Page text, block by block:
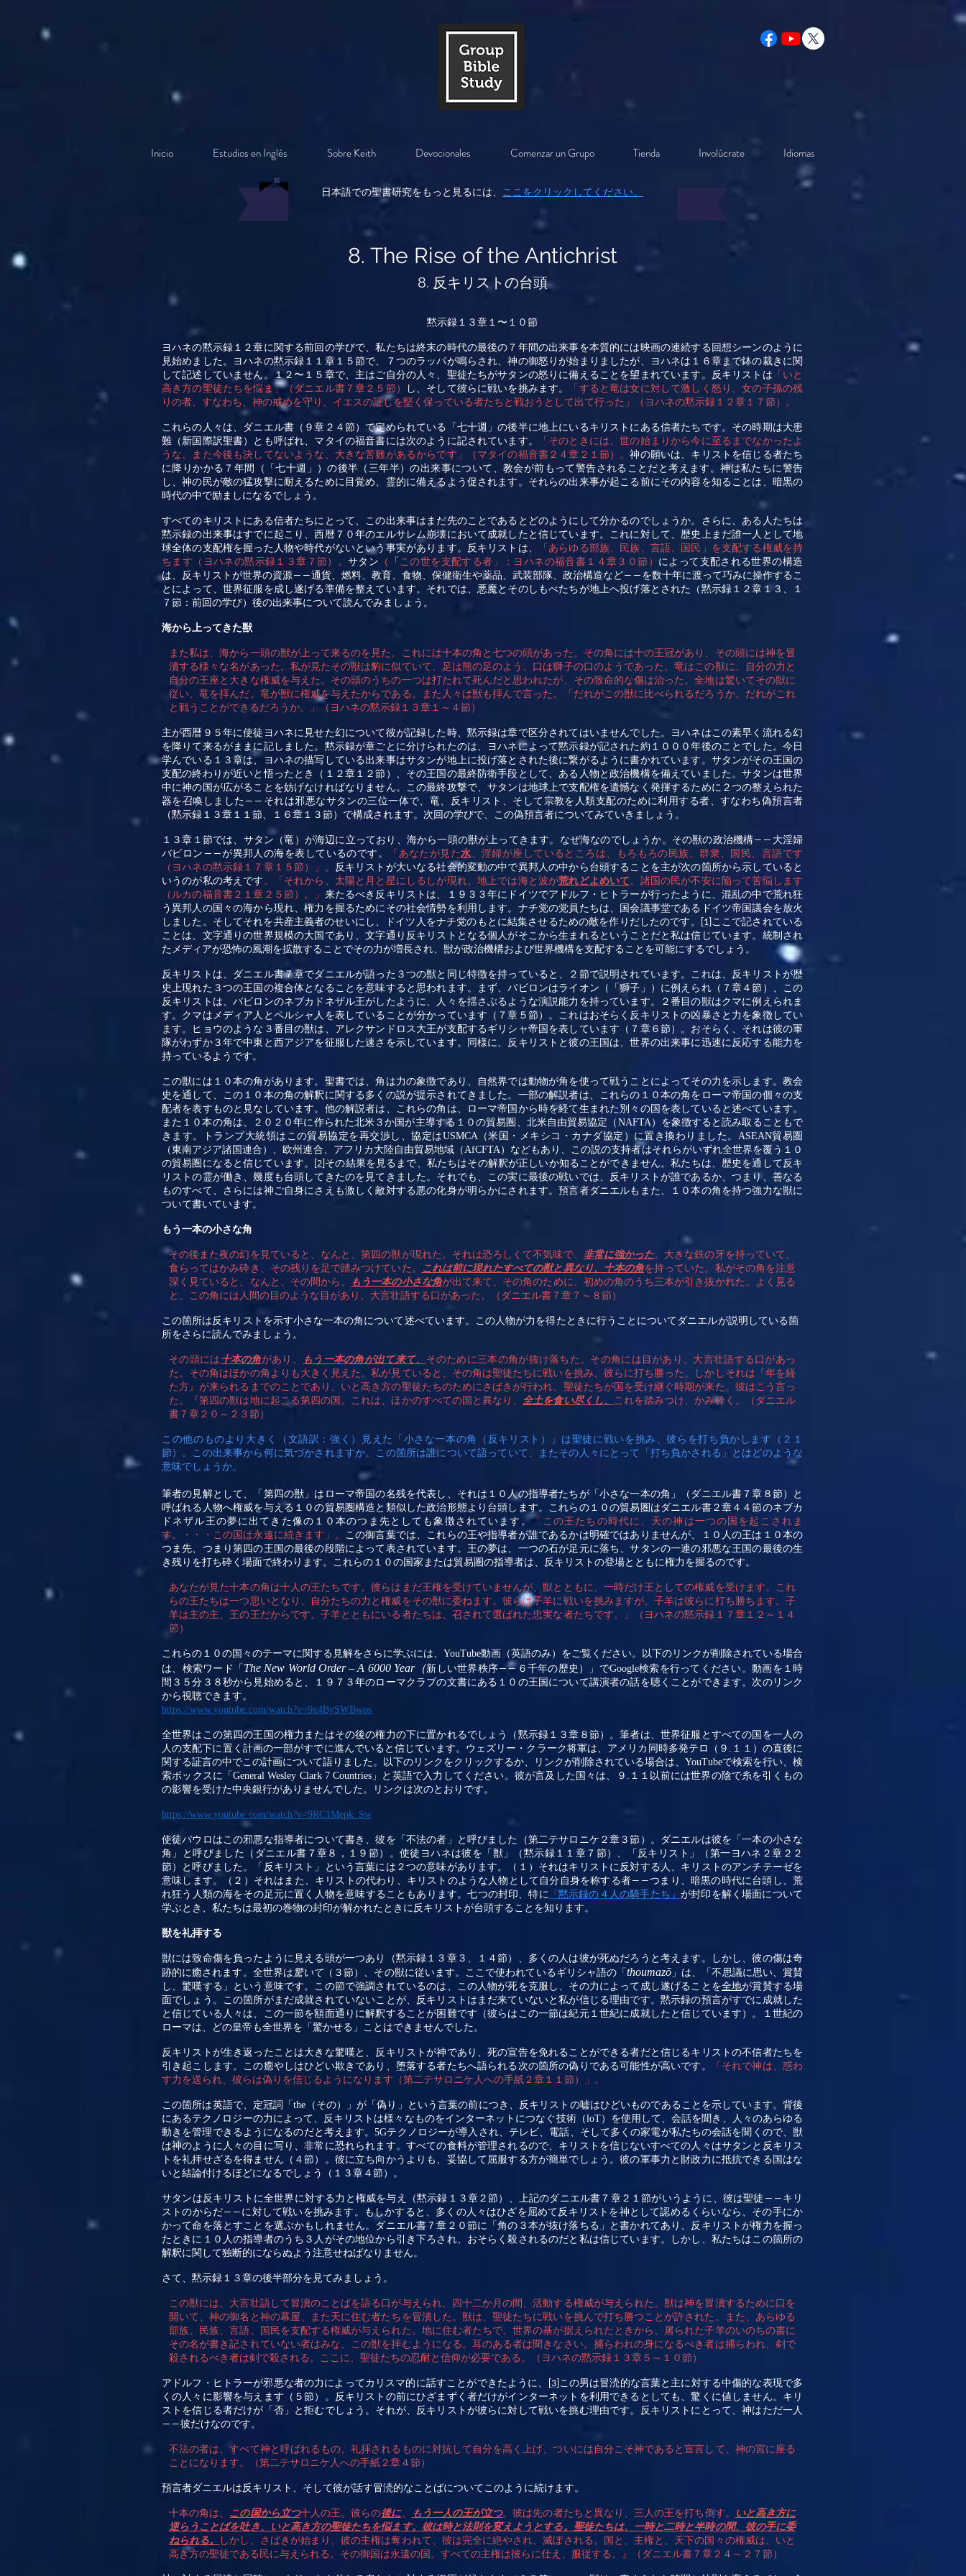
Inicio Estudios en Inglés Sobre Keith Devocionales Comenzar un Grupo Tienda Involúcrate Idiomas
日本語での聖書研究をもっと見るには、 ここをクリックしてください。
8. The Rise of the Antichrist
8. 反キリストの台頭
黙示録１３章１〜１０節
ヨハネの黙示録１２章に関する前回の学びで、私たちは終末の時代の最後の７年間の出来事を本質的には映画の連続する回想シーンのように
見始めました。ヨハネの黙示録１１章１５節で、７つのラッパが鳴らされ、神の御怒りが始まりましたが、ヨハネは１６章まで鉢の裁きに関
して記述していません。１２〜１５章で、主はご自分の人々、聖徒たちがサタンの怒りに備えることを望まれています。反キリストは 「いと
高き方の聖徒たちを悩ま」（ダニエル書７章２５節）
し、そして彼らに戦いを挑みます。
「すると竜は女に対して激しく怒り、女の子孫の残
りの者、すなわち、神の戒めを守り、イエスの証しを堅く保っている者たちと戦おうとして出て行った」（ヨハネの黙示録１２章１７節）。
これらの人々は、ダニエル書（９章２４節）で定められている「七十週」の後半に地上にいるキリストにある信者たちです。その時期は大患
難（新国際訳聖書）とも呼ばれ、マタイの福音書には次のように記されています。
「そのときには、世の始まりから今に至るまでなかったよ
うな、また今後も決してないような、大きな苦難があるからです」（マタイの福音書２４章２１節）。神の願いは、キリストを信じる者たち
に降りかかる７年間（「七十週」）の後半（三年半）の出来事について、教会が前もって警告されることだと考えます。神は私たちに警告
し、神の民が敵の猛攻撃に耐えるために目覚め、霊的に備えるよう促されます。それらの出来事が起こる前にその内容を知ることは、暗黒の
時代の中で励ましになるでしょう。
すべてのキリストにある信者たちにとって、この出来事はまだ先のことであるとどのようにして分かるのでしょうか。 さらに、ある人たちは
黙示録の出来事はすでに起こり、西暦７０年のエルサレム崩壊において成就したと信じています。これに対して、歴史上まだ誰一人として地
球全体の支配権を握った人物や時代がないという事実があります。反キリストは、
「あらゆる部族、民族、言語、国民」を支配する権威を持
ちます（ヨハネの黙示録１３章７節）。サタン （ 「 この世を支配する者」：ヨハネの福音書１４章３０節） によって支配される世界の構造
は、反キリストが世界の資源――通貨、燃料、教育、食物、保健衛生や薬品、武装部隊、政治構造など―― を数十年に渡って巧みに操作するこ
とによって、世界征服を成し遂げる準備を整えています。それでは、悪魔とそのしもべたちが地上へ投げ落とされた（黙示録１２章１３、１
７節：前回の学び）後の出来事について読んでみましょう。
海から上ってきた獣
また私は、海から一頭の獣が上って来るのを見た。これには十本の角と七つの頭があった。その角には十の王冠があり、その頭には神を冒
瀆する様々な名があった。私が見たその獣は豹に似ていて、足は熊の足のよう、口は獅子の口のようであった。竜はこの獣に、自分の力と
自分の王座と大きな権威を与えた。その頭のうちの一つは打たれて死んだと思われたが、その致命的な傷は治った。全地は驚いてその獣に
従い、竜を拝んだ。竜が獣に権威を与えたからである。また人々は獣も拝んで言った。「だれがこの獣に比べられるだろうか。だれがこれ
と戦うことができるだろうか。」（ヨハネの黙示録１３章１～４節）
主が西暦９５年に使徒ヨハネに見せた幻について彼が記録した時、黙示録は章で区分されてはいませんでした。ヨハネはこの素早く流れる幻
を降りて来るがままに記しました。黙示録が章ごとに分けられたのは、ヨハネによって黙示録が記された約１０００年後のことでした。今日
学んでいる１３章は、ヨハネの描写している出来事はサタンが地上に投げ落とされた後に繋がるように書かれています。サタンがその王国の
支配の終わりが近いと悟ったとき（１２章１２節）、その王国の最終防衛手段として、ある人物と政治機構を備えていました。サタンは世界
中に神の国が広がることを妨げなければなりません。この最終攻撃で、サタンは地球上で支配権を遺憾なく発揮するために２つの整えられた
器を召喚しました ―― それは邪悪なサタンの三位一体で、竜、反キリスト、そして宗教を人類支配のために利用する者、すなわち偽預言者
（黙示録１３章１１節、１６章１３節）で構成されます。次回の学びで、この偽預言者についてみていきましょう。
１３章１節では、サタン（竜）が海辺に立っており、海から一頭の獣が上ってきます。なぜ海なのでしょうか。その獣の政治機構―― 大淫婦
バビロン ――が異邦人の海を表しているのです。 「あなたが見た水、淫婦が座しているところは、もろもろの民族、群衆、国民、言語です
（ヨハネの黙示録１７章１５節）」。 反キリストが大いなる社会的変動の中で異邦人の中から台頭することを主が次の箇所から示していると
いうのが私の考えです 。「それから、太陽と月と星にしるしが現れ、地上では海と波が荒れどよめいて、諸国の民が不安に陥って苦悩します
（ルカの福音書２１章２５節）。」 来たるべき反キリストは、１９３３年にドイツでアドルフ・ヒトラーが行ったように、混乱の中で荒れ狂
う異邦人の国々の海から現れ、権力を握るためにその社会情勢を利用します。ナチ党の党員たちは、国会議事堂であるドイツ帝国議会を放火
しました。そしてそれを共産主義者のせいにし、ドイツ人をナチ党のもとに結集させるための敵を作りだしたのです。
[1] ここで記されている
ことは、文字通りの世界規模の大国であり、文字通り反キリストとなる個人がそこから生まれるということだと私は信じています。統制され
たメディアが恐怖の風潮を拡散することでその力が増長され、獣が政治機構および世界機構を支配することを可能にするでしょう。
反キリストは、ダニエル書７章でダニエルが語った３つの獣と同じ特徴を持っていると、２節で説明されています。これは、反キリストが歴
史上現れた３つの王国の複合体となることを意味すると思われます。まず、バビロンはライオン（「獅子」）に例えられ（７章４節）、この
反キリストは、バビロンのネブカドネザル王がしたように、人々を揺さぶるような演説能力を持っています。２番目の獣はクマに例えられま
す。クマはメディア人とペルシャ人を表していることが分かっています（７章５節）。これはおそらく反キリストの凶暴さと力を象徴してい
ます。ヒョウのような３番目の獣は、アレクサンドロス大王が支配するギリシャ帝国を表しています（７章６節）。おそらく、それは彼の軍
隊がわずか３年で中東と西アジアを征服した速さを示しています。同様に、反キリストと彼の王国は、世界の出来事に迅速に反応する能力を
持っているようです。
この獣には１０本の角があります。聖書では、角は力の象徴であり、自然界では動物が角を使って戦うことによってその力を示します。教会
史を通して、この１０本の角の解釈に関する多くの説が提示されてきました。一部の解説者は、これらの１０本の角をローマ帝国の個々の支
配者を表すものと見なしています。他の解説者は、これらの角は、ローマ帝国から時を経て生まれた別々の国を表していると述べています。
また１０本の角は、２０２０年に作られた北米３か国が主導する１０の貿易圏、北米自由貿易協定（ NAFTA）を象徴すると読み取ることもで
きます。トランプ大統領はこの貿易協定を再交渉し、協定はUSMCA（米国・メキシコ・カナダ協定） に置き換わりました。 ASEAN貿易圏
（東南アジア諸国連合）、欧州連合、アフリカ大陸自由貿易地域（AfCFTA）などもあり、この説の支持者はそれらがいずれ全世界を覆う１０
の貿易圏になると信じています。
[2] その結果を見るまで、私たちはその解釈が正しいか知ることができません。私たちは、歴史を通して反キ
リストの霊が働き、幾度も台頭してきたのを見てきました。それでも、この実に最後の戦いでは、反キリストが誰であるか、つまり、善なる
ものすべて、さらには神ご自身にさえも激しく敵対する悪の化身が明らかにされます。預言者ダニエルもまた、１０本の角を持つ強力な獣に
ついて書いています。
もう一本の小さな角
その後また夜の幻を見ていると、なんと、第四の獣が現れた。それは恐ろしくて不気味で、 非常に強かった。大きな鉄の牙を持っていて、
食らってはかみ砕き、その残りを足で踏みつけていた。
これは前に現れたすべての獣と異なり、十本の角を持っていた。私がその角を注意
深く見ていると、なんと、その間から、
もう一本の小さな角が出て来て、その角のために、初めの角のうち三本が引き抜かれた。よく見る
と、この角には人間の目のような目があり、大言壮語する口があった。（ダニエル書７章７～８節）
この箇所は反キリストを示す小さな一本の角について述べています。この人物が力を得たときに行うことについてダニエルが説明している箇
所をさらに読んでみましょう。
その頭には 十本の角があり、 もう一本の角が出て来て、 そのために三本の角が抜け落ちた。その角には目があり、大言壮語する口があっ
た。その角はほかの角よりも大きく見えた。私が見ていると、その角は聖徒たちに戦いを挑み、彼らに打ち勝った。しかしそれは『年を経
た方』が来られるまでのことであり、いと高き方の聖徒たちのためにさばきが行われ、聖徒たちが国を受け継ぐ時期が来た。彼はこう言っ
た。『第四の獣は地に起こる第四の国。これは、ほかのすべての国と異なり、 全土を食い尽くし、 これを踏みつけ、かみ砕く。（ダニエル
書７章２０～２３節）
この他のものより大きく（文語訳：強く）見えた「小さな一本の角（反キリスト）」は聖徒に戦いを挑み、彼らを打ち負かします（２１
節）。この出来事から何に気づかされますか。 この箇所は誰について語っていて、またその人々にとって「打ち負かされる」とはどのような
意味でしょうか。
筆者の見解として、「第四の獣」はローマ帝国の名残を代表し、それは１０人の指導者たちが「小さな一本の角」（ダニエル書７章８節）と
呼ばれる人物へ権威を与える１０の貿易圏構造と類似した政治形態より台頭します。これらの１０の貿易圏はダニエル書２章４４節のネブカ
ドネザル王の夢に出てきた像の１０本のつま先としても象徴されています。「この王たちの時代に、天の神は一つの国を起こされま
す。・・・この国は永遠に続きます」。 この御言葉では、これらの王や指導者が誰であるかは明確ではありませんが、１０人の王は１０本の
つま先、つまり第四の王国の最後の段階によって表されています。王の夢は、一つの石が足元に落ち、サタンの一連の邪悪な王国の最後の生
き残りを打ち砕く場面で終わります。これらの１０の国家または貿易圏の指導者は、反キリストの登場とともに権力を握るのです。
あなたが見た十本の角は十人の王たちです。彼らはまだ王権を受けていませんが、獣とともに、一時だけ王としての権威を受けます。これ
らの王たちは一つ思いとなり、自分たちの力と権威をその獣に委ねます。彼らは子羊に戦いを挑みますが、子羊は彼らに打ち勝ちます。子
羊は主の主、王の王だからです。子羊とともにいる者たちは、召されて選ばれた忠実な者たちです。」（ヨハネの黙示録１７章１２～１４
節）
これらの１０の国々のテーマに関する見解をさらに学ぶには、 YouTube動画（英語のみ） をご覧ください。以下のリンクが削除されている場合
は、検索ワード「 The New World Order – A 6000 Year（新しい世界秩序―― ６千年の歴史）」でGoogle検索を行ってください。動画を１時
間３５分３８秒から見始めると、１９７３年のローマクラブの文書にある１０の王国について講演者の話を聴くことができます。次のリンク
から視聴できます。
https://www.youtube.com/watch?v=9x4BySWBwos
全世界はこの第四の王国の権力またはその後の権力の下に置かれるでしょう（黙示録１３章８節）。筆者は、世界征服とすべての国を一人の
人の支配下に置く計画の一部がすでに進んでいると信じています。ウェズリー・クラーク将軍は、アメリカ同時多発テロ（９ . １１）の直後に
関する証言の中でこの計画について語りました。以下のリンクをクリックするか、リンクが削除されている場合は、 YouTubeで検索を行い、検
索ボックスに「General Wesley Clark 7 Countries 」と英語で入力してください。彼が言及した国々は、９ . １１以前には世界の陰で糸を引くもの
の影響を受けた中央銀行がありませんでした。リンクは次のとおりです。
https://www.youtube.com/watch?v=9RC1Mepk_Sw
使徒パウロはこの邪悪な指導者について書き、彼を「不法の者」と呼びました（第二テサロニケ２章３節）。ダニエルは彼を「一本の小さな
角」と呼びました（ダニエル書７章８，１９節）。使徒ヨハネは彼を「獣」（黙示録１１章７節）、「反キリスト」（第一ヨハネ２章２２
節）と呼びました。「反キリスト」という言葉には２つの意味があります。（１）それはキリストに反対する人、キリストのアンチテーゼを
意味します。（２）それはまた、キリストの代わり、キリストのような人物として自分自身を称する者――つまり、暗黒の時代に台頭し、荒
れ狂う人類の海をその足元に置く人物を意味することもあります。七つの封印、特に 「 黙示録の４人の騎手たち」が封印を解く場面について
学ぶとき、私たちは最初の巻物の封印が解かれたときに反キリストが台頭することを知ります。
獣を礼拝する
獣には致命傷を負ったように見える頭が一つあり（黙示録１３章３、１４節）、多くの人は彼が死ぬだろうと考えます。しかし、彼の傷は奇
跡的に癒されます。全世界は 驚いて（３節）、その獣に従います。ここで使われているギリシャ語の「thoumazō 」は、「不思議に思い、賞賛
し、驚嘆する」という意味です。この節で強調されているのは、この人物が死を克服し、その力によって成し遂げることを全地が賞賛する場
面でしょう。この箇所がまだ成就されていないことが、反キリストはまだ来ていないと私が信じる理由です。黙示録の預言がすでに成就した
と信じている人々は、この一節を額面通りに解釈することが困難です（彼らはこの一節は紀元１世紀に成就したと信じています）。１世紀の
ローマは、どの皇帝も全世界を「驚かせる」ことはできませんでした。
反キリストが生き返ったことは大きな驚嘆と、反キリストが神であり、死の宣告を免れることができる者だと信じるキリストの不信者たちを
引き起こします。この癒やしはひどい欺きであり、堕落する者たちへ語られる次の箇所の偽りである可能性が高いです。
「それで神は、惑わ
す力を送られ、彼らは偽りを信じるようになります（第二テサロニケ人への手紙２章１１節）」。
この箇所は英語で、定冠詞「the （その）」が「偽り」という言葉の前につき、反キリストの嘘はひどいものであることを示しています。背後
にあるテクノロジーの力によって、反キリストは様々なものをインターネットにつなぐ技術（loT）を使用して、会話を聞き、人々のあらゆる
動きを管理できるようになるのだと考えます。5Gテクノロジーが導入され、テレビ、電話、そして多くの家電が私たちの会話を聞くので、獣
は神のように人々の目に写り、非常に恐れられます。すべての食料が管理されるので、キリストを信じないすべての人々はサタンと反キリス
トを礼拝せざるを得ません（４節）。彼に立ち向かうよりも、妥協して屈服する方が簡単でしょう。彼の軍事力と財政力に抵抗できる国はな
いと結論付けるほどになるでしょう（１３章４節）。
サタンは反キリストに全世界に対する力と権威を与え（黙示録１３章２節）、上記のダニエル書７章２１節がいうように、彼は聖徒 ―― キリ
ストのからだ―― に対して戦いを挑みます。もしかすると、多くの人々はひざを屈めて反キリストを神として認めるくらいなら、その手にか
かって命を落とすことを選ぶかもしれません。ダニエル書７章２０節に「角の３本が抜け落ちる」と書かれてあり、反キリストが権力を握っ
たときに１０人の指導者のうち３人がその地位から引き下ろされ、おそらく殺されるのだと私は信じています。しかし、私たちはこの箇所の
解釈に関して独断的にならぬよう注意せねばなりません。
さて、黙示録１３章の後半部分を見てみましょう。
この獣には、大言壮語して冒瀆のことばを語る口が与えられ、四十二か月の間、活動する権威が与えられた。獣は神を冒瀆するために口を
開いて、神の御名と神の幕屋、また天に住む者たちを冒瀆した。獣は、聖徒たちに戦いを挑んで打ち勝つことが許された。また、あらゆる
部族、民族、言語、国民を支配する権威が与えられた。地に住む者たちで、世界の基が据えられたときから、屠られた子羊のいのちの書に
その名が書き記されていない者はみな、この獣を拝むようになる。耳のある者は聞きなさい。捕らわれの身になるべき者は捕らわれ、剣で
殺されるべき者は剣で殺される。ここに、聖徒たちの忍耐と信仰が必要である。（ヨハネの黙示録１３章５～１０節）
アドルフ・ヒトラーが邪悪な者の力によってカリスマ的に話すことができたように、 [3] この男は冒涜的な言葉と主に対する中傷的な表現で多
くの人々に影響を与えます（５節）。反キリストの前にひざまずく者だけがインターネットを利用できるとしても、驚くに値しません。キリ
ストを信じる者だけが「否」と拒むでしょう。それが、反キリストが彼らに対して戦いを挑む理由です。反キリストにとって、神はただ一人
――彼だけなのです。
不法の者は、すべて神と呼ばれるもの、礼拝されるものに対抗して自分を高く上げ、ついには自分こそ神であると宣言して、神の宮に座る
ことになります。（第二テサロニケ人への手紙２章４節）
預言者ダニエルは反キリスト、そして彼が話す冒涜的なことばについてこのように続けます。
十本の角は、 この国から立つ十人の王。彼らの後に、 もう一人の王が立つ。彼は先の者たちと異なり、三人の王を打ち倒す。
いと高き方に
逆らうことばを吐き、いと高き方の聖徒たちを悩ます。彼は時と法則を変えようとする。聖徒たちは、一時と二時と半時の間、彼の手に委
ねられる。
しかし、さばきが始まり、彼の主権は奪われて、彼は完全に絶やされ、滅ぼされる。国と、主権と、天下の国々の権威は、いと
高き方の聖徒である民に与えられる。その御国は永遠の国。すべての主権は彼らに仕え、服従する。』（ダニエル書７章２４～２７節）